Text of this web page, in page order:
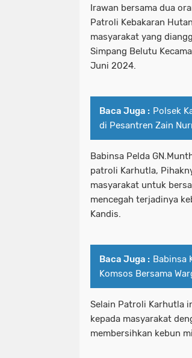
Irawan bersama dua
Patroli Kebakaran
masyarakat yang
Simpang Belutu
Juni 2024.
Baca Juga : Polsek
di Pesantren Zain
Babinsa Pelda
patroli Karhutla,
masyarakat untuk
mencegah terjadinya
Kandis.
Baca Juga : Babinsa
Komsos Bersama
Selain Patroli Karhutla
kepada masyarakat
membersihkan kebun